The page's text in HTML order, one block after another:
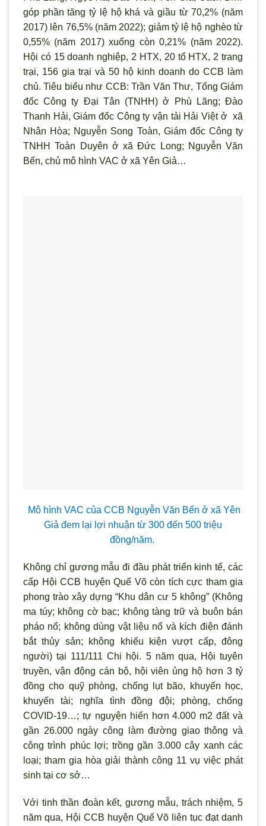
góp phần tăng tỷ lệ hộ khá và giầu từ 70,2% (năm
2017) lên 76,5% (năm 2022); giảm tỷ lệ hộ nghèo từ
0,55% (năm 2017) xuống còn 0,21% (năm 2022).
Hội có 15 doanh nghiệp, 2 HTX, 20 tổ HTX, 2 trang
trại, 156 gia trại và 50 hộ kinh doanh do CCB làm
chủ. Tiêu biểu như CCB: Trần Văn Thư, Tổng Giám
đốc Công ty Đại Tân (TNHH) ở Phù Lãng; Đào
Thanh Hải, Giám đốc Công ty vận tải Hải Việt ở xã
Nhân Hòa; Nguyễn Song Toàn, Giám đốc Công ty
TNHH Toàn Duyên ở xã Đức Long; Nguyễn Văn
Bến, chủ mô hình VAC ở xã Yên Giả…
Mô hình VAC của CCB Nguyễn Văn Bến ở xã Yên
Giả đem lại lợi nhuận từ 300 đến 500 triệu
đồng/năm.
Không chỉ gương mẫu đi đầu phát triển kinh tế, các
cấp Hội CCB huyện Quế Võ còn tích cực tham gia
phong trào xây dựng “Khu dân cư 5 không” (Không
ma túy; không cờ bạc; không tàng trữ và buôn bán
pháo nổ; không dùng vật liệu nổ và kích điện đánh
bắt thủy sản; không khiếu kiện vượt cấp, đông
người) tại 111/111 Chi hội. 5 năm qua, Hội tuyên
truyền, vận động cán bộ, hội viên ủng hộ hơn 3 tỷ
đồng cho quỹ phòng, chống lụt bão, khuyến học,
khuyến tài; nghĩa tình đồng đội; phòng, chống
COVID-19…; tự nguyện hiến hơn 4.000 m2 đất và
gần 26.000 ngày công làm đường giao thông và
công trình phúc lợi; trồng gần 3.000 cây xanh các
loại; tham gia hòa giải thành công 11 vụ việc phát
sinh tại cơ sở…
Với tinh thần đoàn kết, gương mẫu, trách nhiệm, 5
năm qua, Hội CCB huyện Quế Võ liên tục đạt danh